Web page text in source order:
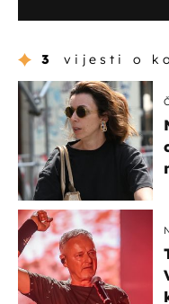
3 vijesti o